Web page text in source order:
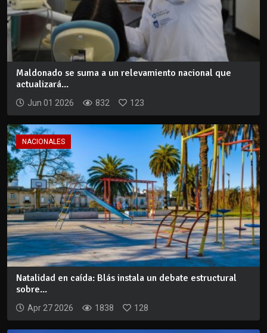
Maldonado se suma a un relevamiento nacional que
actualizará...
Jun 01 2026 832 123
NACIONALES
Natalidad en caída: Blás instala un debate estructural
sobre...
Apr 27 2026 1838 128